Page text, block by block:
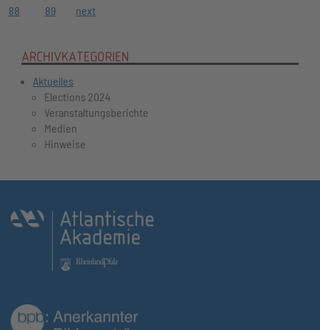
88 89 next
ARCHIVKATEGORIEN
Aktuelles
Elections 2024
Veranstaltungsberichte
Medien
Hinweise